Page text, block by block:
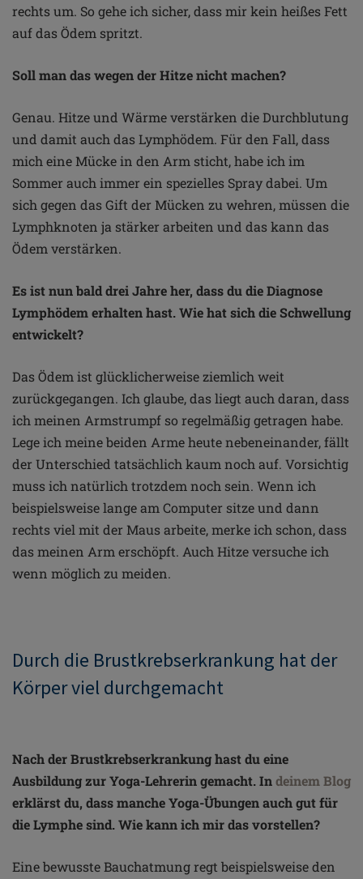
rechts um. So gehe ich sicher, dass mir kein heißes Fett
auf das Ödem spritzt.
Soll man das wegen der Hitze nicht machen?
Genau. Hitze und Wärme verstärken die Durchblutung
und damit auch das Lymphödem. Für den Fall, dass
mich eine Mücke in den Arm sticht, habe ich im
Sommer auch immer ein spezielles Spray dabei. Um
sich gegen das Gift der Mücken zu wehren, müssen die
Lymphknoten ja stärker arbeiten und das kann das
Ödem verstärken.
Es ist nun bald drei Jahre her, dass du die Diagnose
Lymphödem erhalten hast. Wie hat sich die Schwellung
entwickelt?
Das Ödem ist glücklicherweise ziemlich weit
zurückgegangen. Ich glaube, das liegt auch daran, dass
ich meinen Armstrumpf so regelmäßig getragen habe.
Lege ich meine beiden Arme heute nebeneinander, fällt
der Unterschied tatsächlich kaum noch auf. Vorsichtig
muss ich natürlich trotzdem noch sein. Wenn ich
beispielsweise lange am Computer sitze und dann
rechts viel mit der Maus arbeite, merke ich schon, dass
das meinen Arm erschöpft. Auch Hitze versuche ich
wenn möglich zu meiden.
Durch die Brustkrebserkrankung hat der
Körper viel durchgemacht
Nach der Brustkrebserkrankung hast du eine
Ausbildung zur Yoga-Lehrerin gemacht. Indeinem Blog
erklärst du, dass manche Yoga-Übungen auch gut für
die Lymphe sind. Wie kann ich mir das vorstellen?
Eine bewusste Bauchatmung regt beispielsweise den